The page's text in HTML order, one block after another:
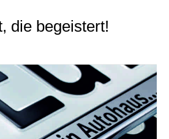
die begeistert!